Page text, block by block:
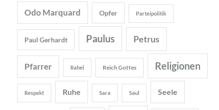
Odo Marquard Opfer Parteipolitik
Paul Gerhardt Paulus Petrus
Pfarrer Rahel Reich Gottes Religionen
Respekt Ruhe Sara Saul Seele